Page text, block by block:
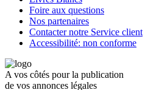
Foire aux questions
Nos partenaires
Contacter notre Service client
Accessibilité: non conforme
A vos côtés pour la publication
de vos annonces légales